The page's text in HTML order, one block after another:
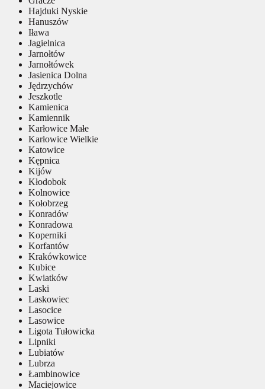
Hajduki Nyskie
Hanuszów
Iława
Jagielnica
Jarnołtów
Jarnołtówek
Jasienica Dolna
Jędrzychów
Jeszkotle
Kamienica
Kamiennik
Karłowice Małe
Karłowice Wielkie
Katowice
Kępnica
Kijów
Kłodobok
Kolnowice
Kołobrzeg
Konradów
Konradowa
Koperniki
Korfantów
Krakówkowice
Kubice
Kwiatków
Laski
Laskowiec
Lasocice
Lasowice
Ligota Tułowicka
Lipniki
Lubiatów
Lubrza
Łambinowice
Maciejowice